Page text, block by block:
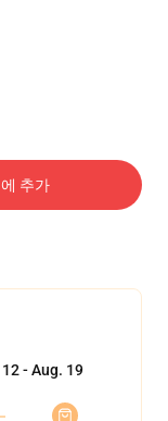
추가
- Aug. 19